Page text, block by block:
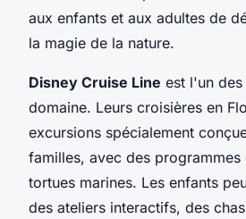
aux enfants et aux adultes de
la magie de la nature.
Disney Cruise Line est l'un
domaine. Leurs croisières en
excursions spécialement
familles, avec des programmes
tortues marines. Les enfants
des ateliers interactifs, des